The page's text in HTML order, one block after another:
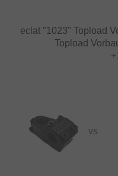
eclat "1023" Topload
Topload
VS